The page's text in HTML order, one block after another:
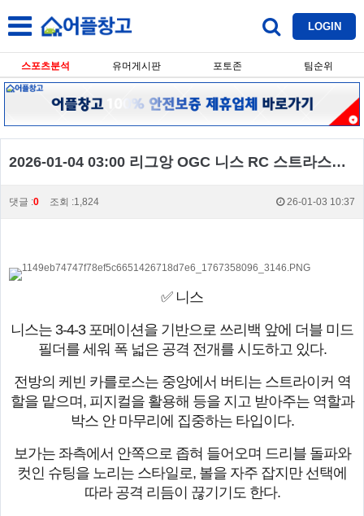
LOGIN
스포츠분석 유머게시판 포토존 팀순위
2026-01-04 03:00 리그앙 OGC 니스 RC 스트라스부르
댓글 :0 조회 :1,824 26-01-03 10:37
✅ 니스
니스는 3-4-3 포메이션을 기반으로 쓰리백 앞에 더블 미드
필더를 세워 폭 넓은 공격 전개를 시도하고 있다.
전방의 케빈 카를로스는 중앙에서 버티는 스트라이커 역
할을 맡으며, 피지컬을 활용해 등을 지고 받아주는 역할과
박스 안 마무리에 집중하는 타입이다.
보가는 좌측에서 안쪽으로 좁혀 들어오며 드리블 돌파와
컷인 슈팅을 노리는 스타일로, 볼을 자주 잡지만 선택에
따라 공격 리듬이 끊기기도 한다.